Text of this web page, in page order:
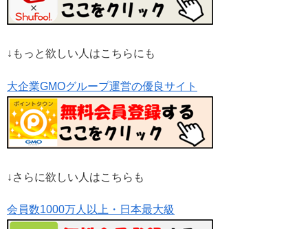
↓もっと欲しい人はこちらにも
大企業GMOグループ運営の優良サイト
↓さらに欲しい人はこちらも
会員数1000万人以上・日本最大級